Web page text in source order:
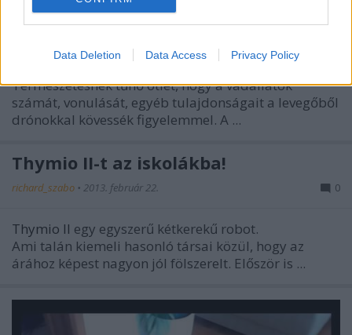
Data Deletion Data Access Privacy Policy
Állatmegfigyelés drónokkal
Természetesnek tűnő ötlet, hogy a vadállatok
számát, vonulását, egyéb tulajdonságait a levegőből
drónokkal kövessék figyelemmel. A ...
Thymio II-t az iskolákba!
richard_szabo • 2013. február 22. 0
Thymio II egy egyszerű kétkerekű robot.
Ami talán kiemeli hasonló társai közül, hogy az
árához képest nagyon jól fölszerelt. Először is ...